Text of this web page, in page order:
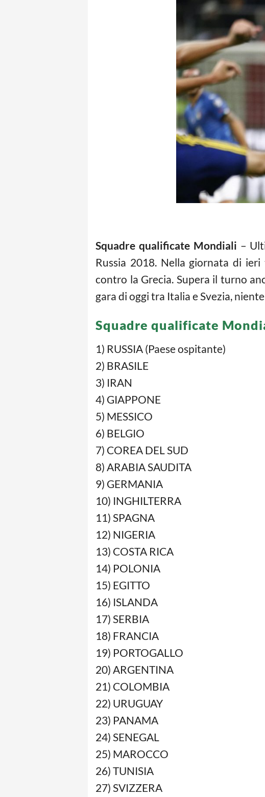
Squadre qualificate Mondiali –
Russia 2018. Nella giornata di
contro la Grecia. Supera il turno
gara di oggi tra Italia e Svezia,
Squadre qualificate
1) RUSSIA (Paese ospitante)
2) BRASILE
3) IRAN
4) GIAPPONE
5) MESSICO
6) BELGIO
7) COREA DEL SUD
8) ARABIA SAUDITA
9) GERMANIA
10) INGHILTERRA
11) SPAGNA
12) NIGERIA
13) COSTA RICA
14) POLONIA
15) EGITTO
16) ISLANDA
17) SERBIA
18) FRANCIA
19) PORTOGALLO
20) ARGENTINA
21) COLOMBIA
22) URUGUAY
23) PANAMA
24) SENEGAL
25) MAROCCO
26) TUNISIA
27) SVIZZERA